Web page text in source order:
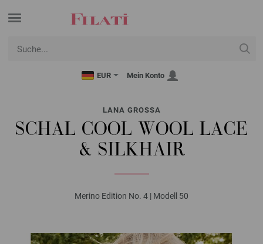
EUR Mein Konto
LANA GROSSA
SCHAL COOL WOOL LACE
& SILKHAIR
Merino Edition No. 4 | Modell 50